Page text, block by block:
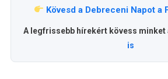
Kövesd a Debreceni Napot a
A legfrissebb hírekért kövess minket
is